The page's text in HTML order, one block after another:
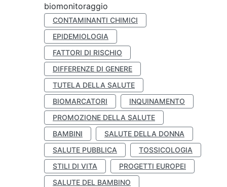
biomonitoraggio
CONTAMINANTI CHIMICI
EPIDEMIOLOGIA
FATTORI DI RISCHIO
DIFFERENZE DI GENERE
TUTELA DELLA SALUTE
BIOMARCATORI
INQUINAMENTO
PROMOZIONE DELLA SALUTE
BAMBINI
SALUTE DELLA DONNA
SALUTE PUBBLICA
TOSSICOLOGIA
STILI DI VITA
PROGETTI EUROPEI
SALUTE DEL BAMBINO